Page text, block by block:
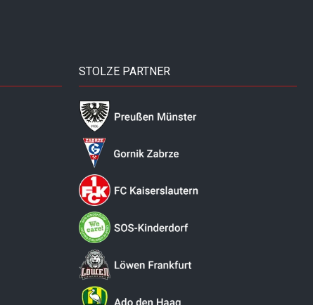
STOLZE PARTNER